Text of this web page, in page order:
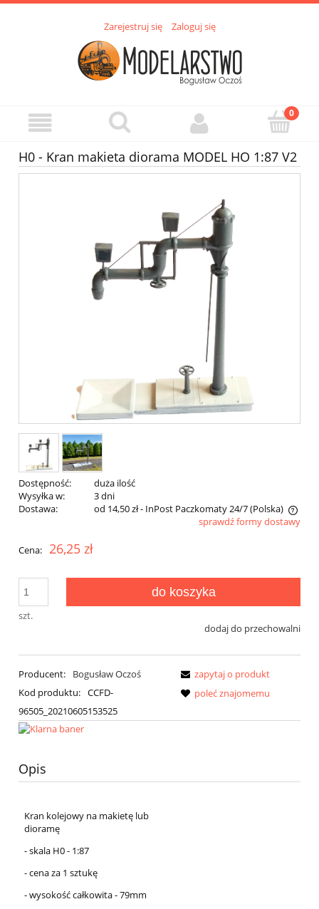
Zarejestruj się Zaloguj się
H0 - Kran makieta diorama MODEL HO 1:87 V2
Dostępność:
duża ilość
Wysyłka w:
3 dni
Dostawa:
od 14,50 zł- InPost Paczkomaty 24/7(Polska)
Cena nie zawiera ewentualnych kosztów płatnościsprawdź formy dostawy
Cena: 26,25 zł
szt.
do koszyka
dodaj do przechowalni
Producent:
Bogusław Oczoś
Kod produktu: CCFD-
96505_20210605153525
zapytaj o produkt
poleć znajomemu
Opis
Kran kolejowy na makietę lub
dioramę
- skala H0 - 1:87
- cena za 1 sztukę
- wysokość całkowita - 79mm